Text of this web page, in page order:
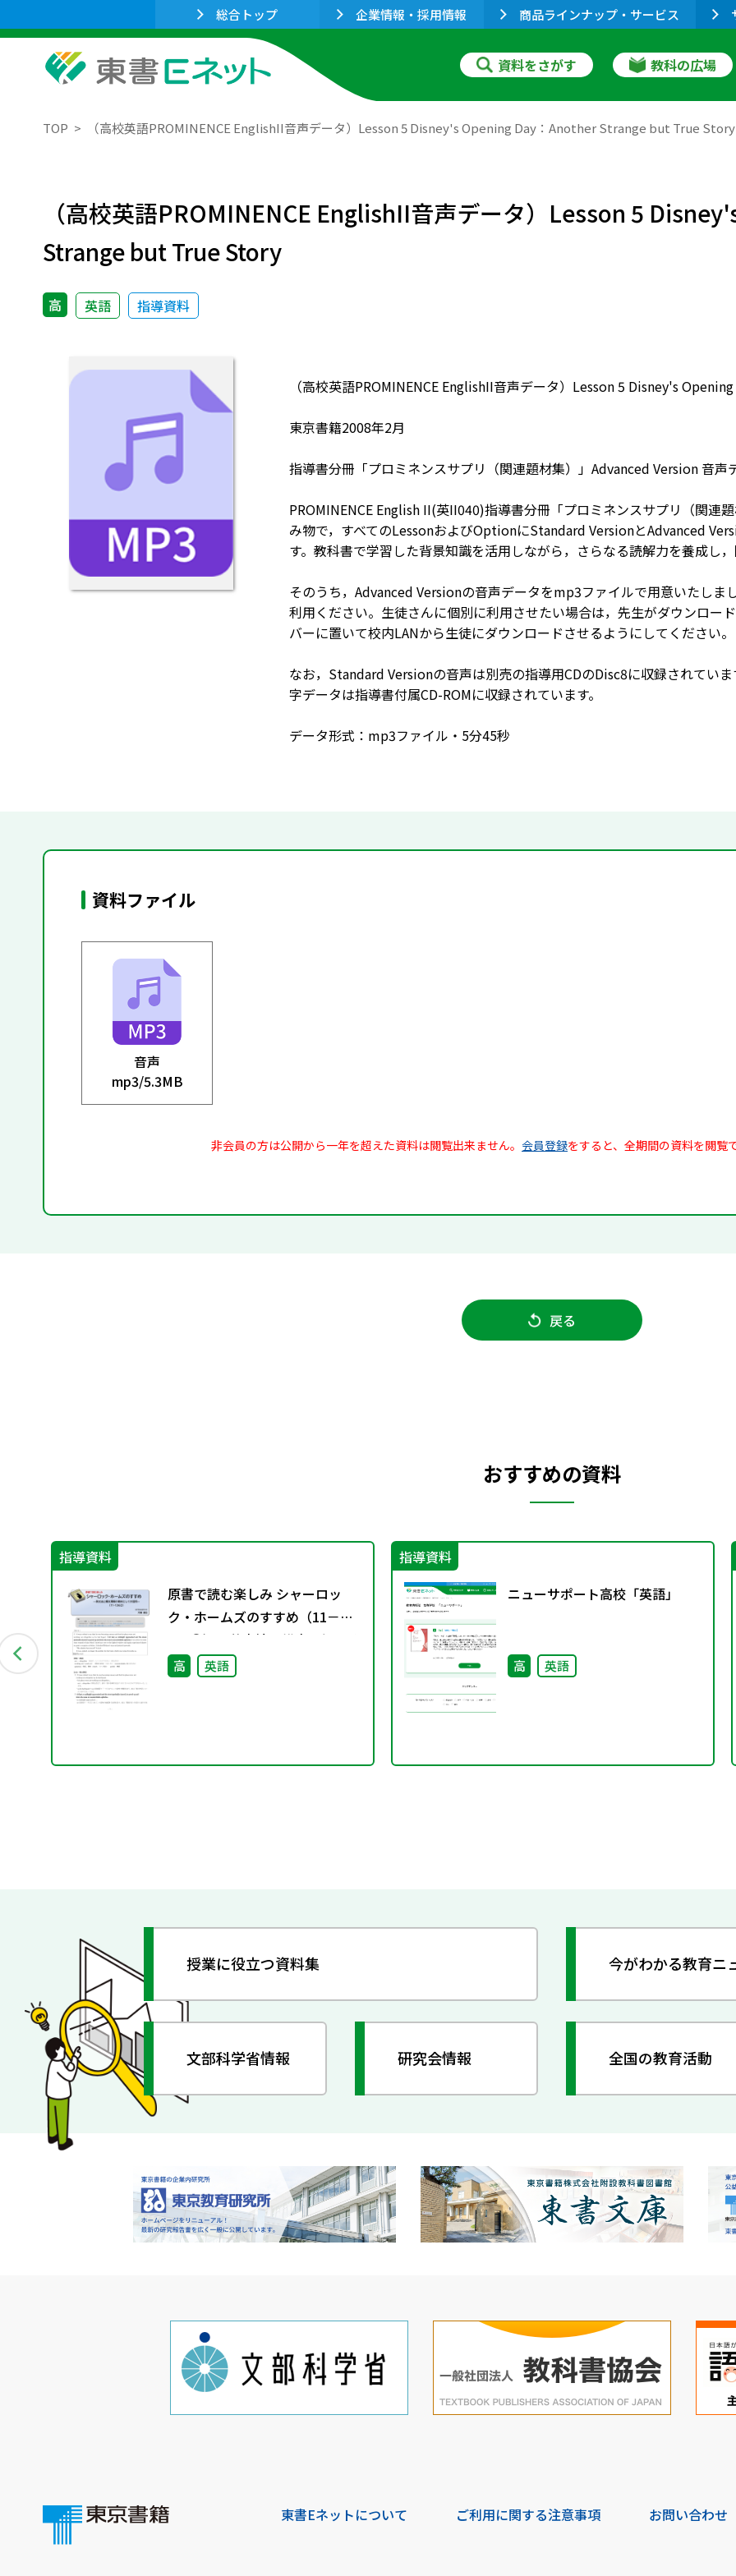
総合トップ 企業情報・採用情報 商品ラインナップ・サービス
資料をさがす 教科の広場
TOP （高校英語PROMINENCE EnglishII音声データ）Lesson 5 Disney's Opening Day：Another Strange but True Story
（高校英語PROMINENCE EnglishII音声データ）Lesson 5
Strange but True Story
高 英語 指導資料
（高校英語PROMINENCE EnglishII音声データ）Lesson 5 Disney's
東京書籍2008年2月
指導書分冊「プロミネンスサプリ（関連題材集）」Advanced Version 音
PROMINENCE English II(英II040)指導書分冊「プロミネンスサプリ（関連
み物で，すべてのLessonおよびOptionにStandard VersionとAdvanced
す。教科書で学習した背景知識を活用しながら，さらなる読解力を養成し
そのうち，Advanced Versionの音声データをmp3ファイルで用意いたし
利用ください。生徒さんに個別に利用させたい場合は，先生がダウンロー
バーに置いて校内LANから生徒にダウンロードさせるようにしてください。
なお，Standard Versionの音声は別売の指導用CDのDisc8に収録されてい
字データは指導書付属CD-ROMに収録されています。
データ形式：mp3ファイル・5分45秒
資料ファイル
音声
mp3/5.3MB
非会員の方は公開から一年を超えた資料は閲覧出来ません。 会員登録をすると、全期間の資料を閲覧
戻る
おすすめの資料
指導資料
原書で読む楽しみ シャーロッ
ク・ホームズのすすめ（11－
136②）―英文法と構文理解の教
材としての活用―
高 英語
指導資料
ニューサポート高校「英語」
高 英語
授業に役立つ資料集 今がわかる教育ニ
文部科学省情報 研究会情報 全国の教育活動
東書Eネットについて ご利用に関する注意事項 お問い合わせ